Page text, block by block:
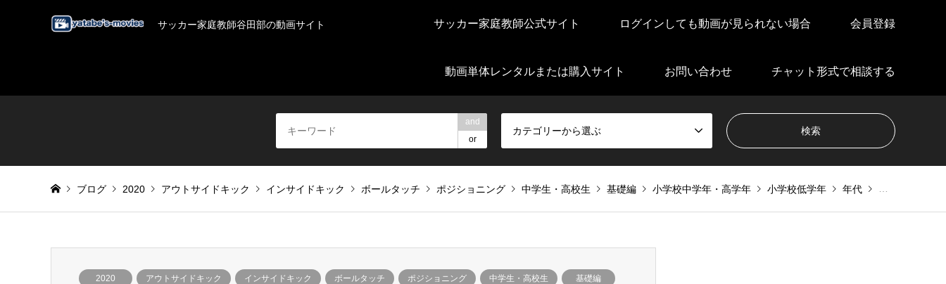
サッカー家庭教師谷田部の動画サイト サッカー家庭教師公式サイト ログインしても動画が見られない場合 会員登録
動画単体レンタルまたは購入サイト お問い合わせ チャット形式で相談する
and
or
カテゴリーから選ぶ
ブログ 2020 アウトサイドキック インサイドキック ボールタッチ ポジショニング 中学生・高校生 基礎編 小学校中学年・高学年 小学校低学年 年代 年代別
2020 アウトサイドキック インサイドキック ボールタッチ ポジショニング 中学生・高校生 基礎編